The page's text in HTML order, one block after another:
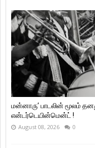
மன்னாரு’ பாடலின் மூலம்
என்டர்டெயின்மென்ட் !
August 08, 2026 0